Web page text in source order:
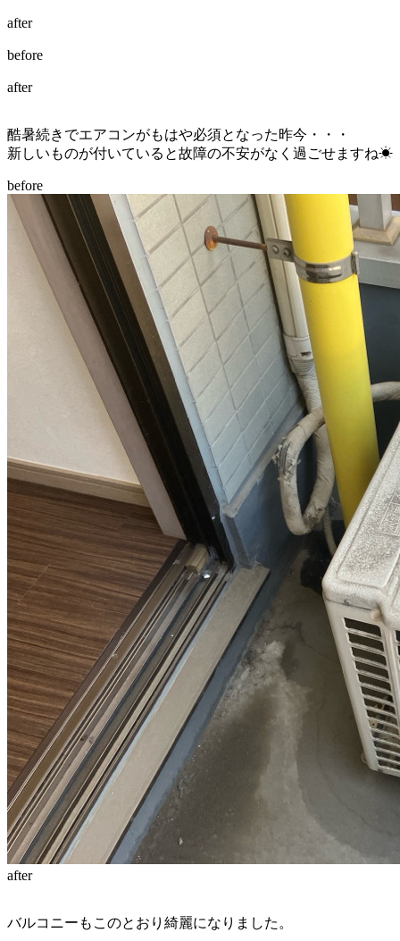
after
before
after
酷暑続きでエアコンがもはや必須となった昨今・・・
新しいものが付いていると故障の不安がなく過ごせますね☀
before
after
バルコニーもこのとおり綺麗になりました。